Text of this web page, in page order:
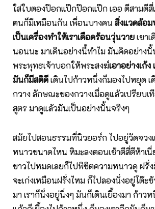
ใส่ใบตองป๊อกแป๊กป๊อกแป๊ก เออ ตีสามตี
ตนก็มีเหมือนกัน เพื่อนบางคน สิ่งแวดล้อม
เป็นเครื่องทำให้เราเดือดร้อนวุ่นวายเขา
นอนนะ มาเดินอย่างนี้ทำไม มันคิดอย่างนั้
พระพุทธเจ้าบอกให้พระสงฆ์เอาอย่างเก้
มันก็มีสติดีเดินไปก้าวหนึ่งก็มองไปหยุด
กวาง ลักษณะของกวางเมื่อดูแล้วเปรียบ
สูตร มาดูแล้วมันเป็นอย่างนั้นจริงๆ
สมัยไปสอนธรรมที่นิวยอร์ก ไปอยู่วัดจว
หนาวขนาดไหน หิมะลงตอนเช้าตีสี่ตีห้าเ
ขาวไปหมดเลยก็ไปพิชิตความหนาวดู ฝรั่
จะเก่งเหมือนฝรั่งไหม ก็ไปลองนั่งอยู่โต๊ะ
มา เราก็นั่งอยู่นิ่งๆ มันก็เดินเยื้องมา ก้า